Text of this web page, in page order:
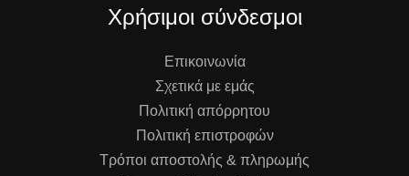
Χρήσιμοι σύνδεσμοι
Επικοινωνία
Σχετικά με εμάς
Πολιτική απόρρητου
Πολιτική επιστροφών
Τρόποι αποστολής & πληρωμής